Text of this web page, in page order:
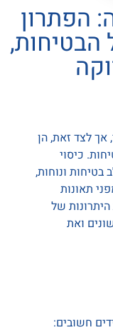
הפתרון
אך לצד זאת, הן
כיסוי
ונוחות,
תאונות
של
ואת
חשובים: